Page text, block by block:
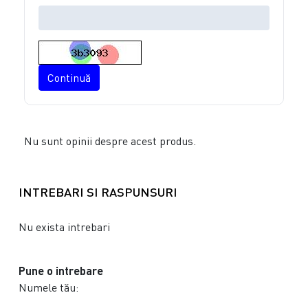
Continuă
Nu sunt opinii despre acest produs.
INTREBARI SI RASPUNSURI
Nu exista intrebari
Pune o intrebare
Numele tău: